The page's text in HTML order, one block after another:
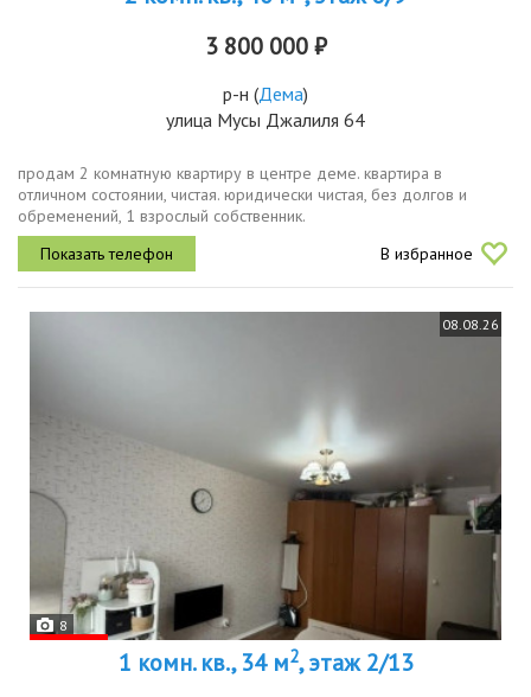
3 800 000 ₽
р-н (Дема)
улица Мусы Джалиля 64
продам 2 комнатную квартиру в центре деме. квартира в
отличном состоянии, чистая. юридически чистая, без долгов и
обременений, 1 взрослый собственник.
В избранное
08.08.26
8
1 комн. кв., 34 м2, этаж 2/13